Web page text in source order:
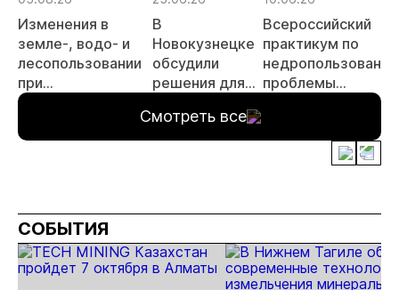
Изменения в
земле-, водо- и
лесопользовании
при
недропользовании
семинаре
В
Новокузнецке
обсудили
решения для
эффективности
горных
Всероссийский
практикум по
проблемы
лицензирования,
экспертизы
пройдет в начале
Смотреть все
СОБЫТИЯ